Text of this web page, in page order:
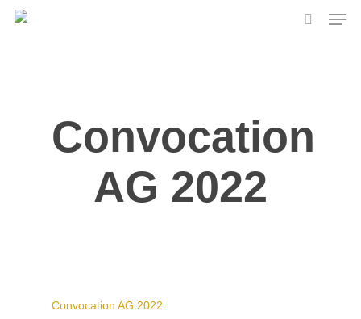
Skip
Convocation
AG 2022
Convocation AG 2022